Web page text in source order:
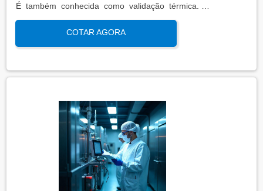
É também conhecida como validação térmica. A
qualificação térmica é importante para garantir a
qualidade e eficiência de equipamentos que
precisam de controle de temperatura. É aplicada a
produtos, como autoclaves, estufas, câmaras frias,
qualificação térmica é apresentado em um relatório
técnico que contém informações como gráficos,
certificados de calibração e a conclusão das
condições funcionais.
COTAR AGORA